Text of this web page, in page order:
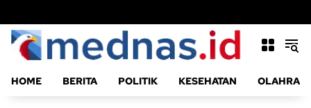
HOME BERITA POLITIK KESEHATAN